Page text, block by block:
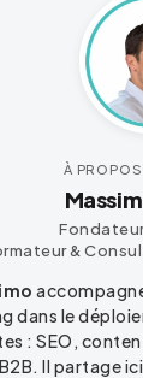
À PROPOS
&
dans le
: SEO,
B2B. Il partage